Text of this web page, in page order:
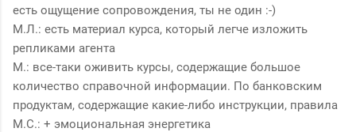
есть ощущение сопровождения, ты не один :-)
М.Л.: есть материал курса, который легче изложить
репликами агента
М.: все-таки оживить курсы, содержащие большое
количество справочной информации. По банковским
продуктам, содержащие какие-либо инструкции, правила
М.С.: + эмоциональная энергетика